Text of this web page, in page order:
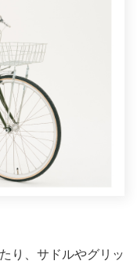
り、サドルやグリッ